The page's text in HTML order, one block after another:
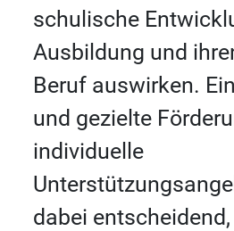
schulische
Ausbildung und
Beruf auswirken.
und gezielte
individuelle
dabei